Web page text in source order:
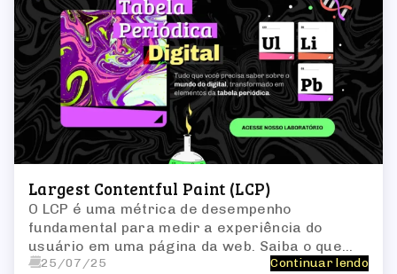
Largest Contentful Paint (LCP)
O LCP é uma métrica de desempenho
fundamental para medir a experiência do
usuário em uma página da web. Saiba o que
significa e como otimizar
25/07/25 Continuar lendo